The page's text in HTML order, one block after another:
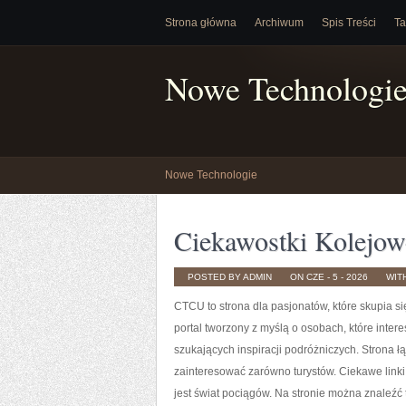
Strona główna Archiwum Spis Treści
Nowe
Nowe Technologie
Ciekawostki
POSTED BY ADMIN ON CZE - 5 - 2026
CTCU to strona dla pasjonatów, które skupia
portal tworzony z myślą o osobach, które
szukających inspiracji podróżniczych. Strona
zainteresować zarówno turystów. Ciekawe
jest świat pociągów. Na stronie można